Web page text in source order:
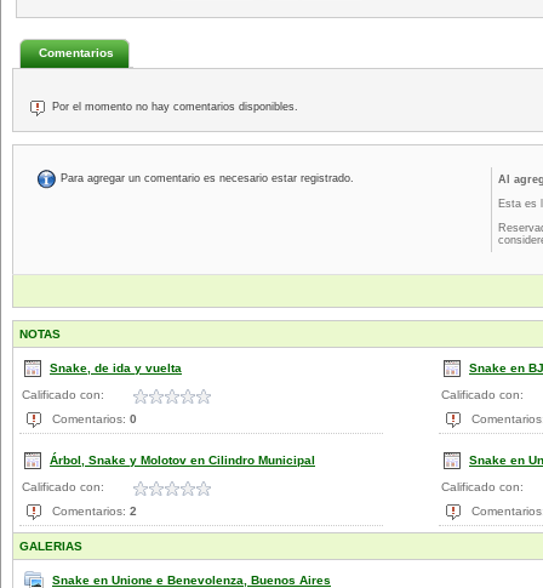
Comentarios
Por el momento no hay comentarios disponibles.
Para agregar un comentario es necesario estar registrado.
Al
Esta es
NOTAS
Snake, de ida y vuelta
Calificado con:
Comentarios: 0
Snake en
Calificado con:
Árbol, Snake y Molotov en Cilindro Municipal
Calificado con:
Comentarios: 2
Snake en
Calificado con:
GALERIAS
Snake en Unione e Benevolenza, Buenos Aires